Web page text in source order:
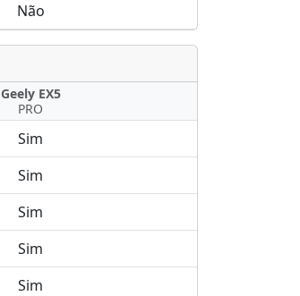
Não
Geely EX5
PRO
Sim
Sim
Sim
Sim
Sim